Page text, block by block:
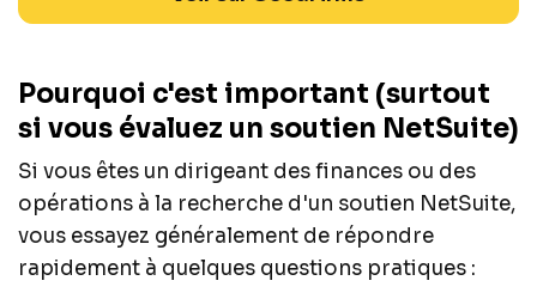
Pourquoi c'est important (surtout
si vous évaluez un soutien NetSuite)
Si vous êtes un dirigeant des finances ou des
opérations à la recherche d'un soutien NetSuite,
vous essayez généralement de répondre
rapidement à quelques questions pratiques :